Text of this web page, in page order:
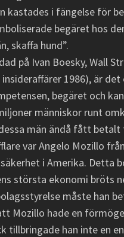
i fängelse för
begäret hos
skaffa hund”.
på Ivan Boesky, Wall
1986), är
begäret och
människor runt
män ändå fått
var Angelo Mozillo
i Amerika. Detta
största ekonomi bröts
måste han
Mozillo hade en
tillbringade han inte en